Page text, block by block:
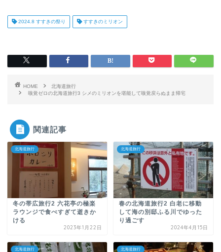
2024.8 すすきの祭り すすきのミリオン
HOME
北海道旅行
嗅覚ゼロの北海道旅行3 シメのミリオンを堪能して嗅覚戻らぬまま帰宅
関連記事
北海道旅行
冬の帯広旅行2 六花亭の極楽
ラウンジで食べすぎて逝きか
ける
2023年1月22日
北海道旅行
春の北海道旅行2 白老に移動
して海の別邸ふる川でゆった
り過ごす
2024年4月15日
北海道旅行 北海道旅行